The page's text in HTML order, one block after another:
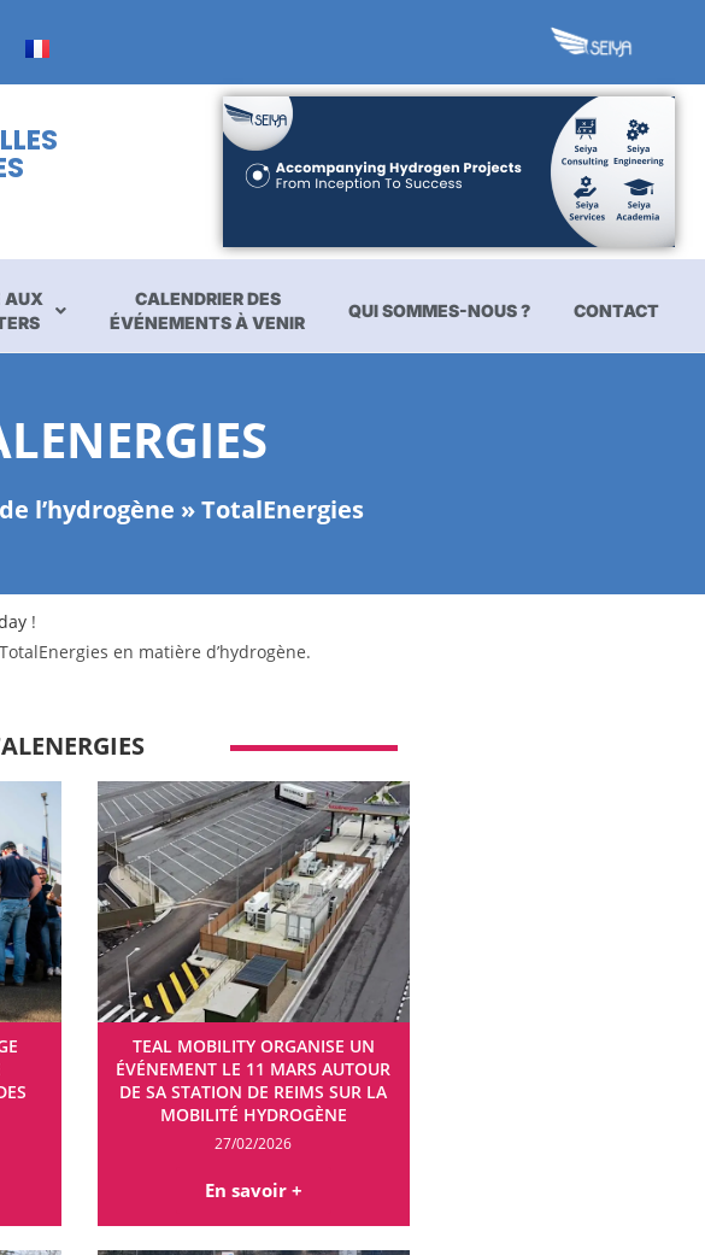
AUX
CALENDRIER DES
ÉVÉNEMENTS À VENIR
QUI SOMMES-NOUS ? CONTACT
l’hydrogène »TotalEnergies
!
en matière d’hydrogène.
TEAL MOBILITY ORGANISE UN
ÉVÉNEMENT LE 11 MARS AUTOUR
DE SA STATION DE REIMS SUR LA
MOBILITÉ HYDROGÈNE
27/02/2026
En savoir +